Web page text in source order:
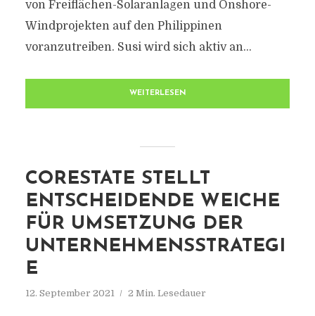
von Freiflächen-Solaranlagen und Onshore-
Windprojekten auf den Philippinen
voranzutreiben. Susi wird sich aktiv an...
WEITERLESEN
CORESTATE STELLT
ENTSCHEIDENDE WEICHE
FÜR UMSETZUNG DER
UNTERNEHMENSSTRATEGI
E
12. September 2021 2 Min. Lesedauer